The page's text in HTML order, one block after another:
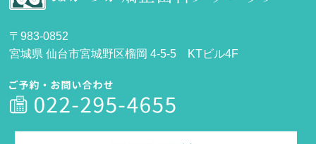
〒983-0852
宮城県 仙台市宮城野区榴岡 4-5-5 KTビル4F